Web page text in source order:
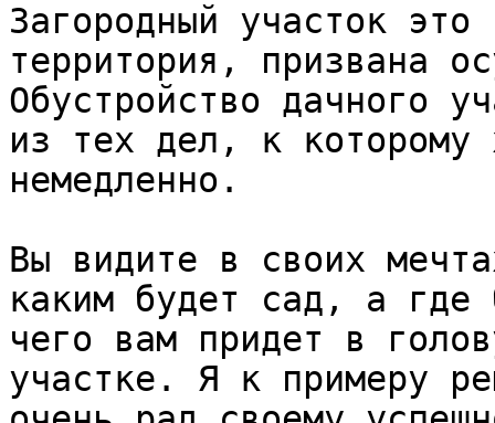
Загородный участок это
территория, призвана
Обустройство дачного
из тех дел, к которому
немедленно.
Вы видите в своих
каким будет сад, а где
чего вам придет в
участке. Я к примеру